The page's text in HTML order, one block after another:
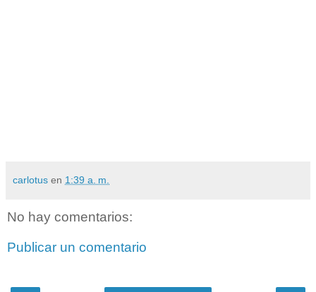
carlotus en 1:39 a. m.
No hay comentarios:
Publicar un comentario